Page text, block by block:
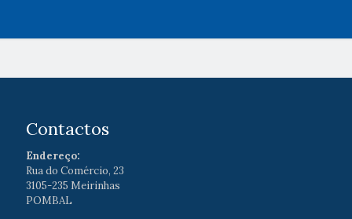
Contactos
Endereço:
Rua do Comércio, 23
3105-235 Meirinhas
POMBAL